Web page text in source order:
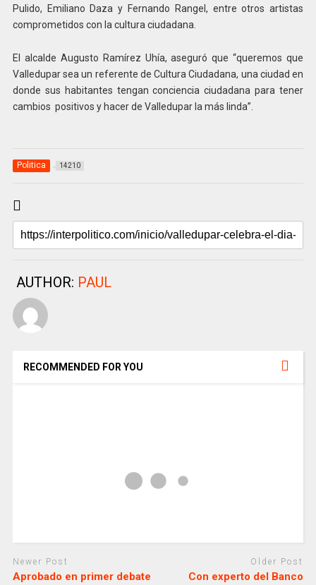
Pulido, Emiliano Daza y Fernando Rangel, entre otros artistas
comprometidos con la cultura ciudadana.
El alcalde Augusto Ramírez Uhía, aseguró que “queremos que
Valledupar sea un referente de Cultura Ciudadana, una ciudad en
donde sus habitantes tengan conciencia ciudadana para tener
cambios positivos y hacer de Valledupar la más linda”.
Politica 14210
AUTHOR: PAUL
RECOMMENDED FOR YOU
Newer Post
Aprobado en primer debate
Older Post
Con experto del Banco